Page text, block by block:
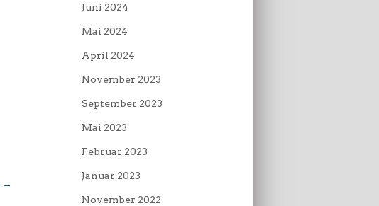
→
Juni 2024
Mai 2024
April 2024
November 2023
September 2023
Mai 2023
Februar 2023
Januar 2023
November 2022